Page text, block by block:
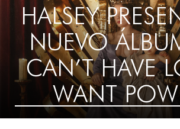
HALSEY
NUEVO
CAN’T HAVE
WANT